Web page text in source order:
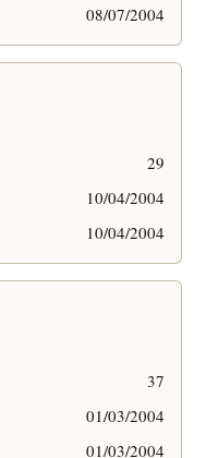
08/07/2004
29
10/04/2004
10/04/2004
37
01/03/2004
01/03/2004